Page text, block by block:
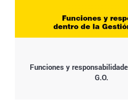
Funciones y
G.O.